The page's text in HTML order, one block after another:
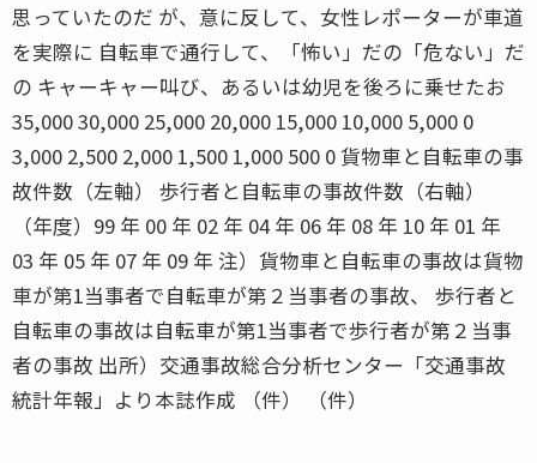
思っていたのだ が、意に反して、女性レポーターが車道
を実際に 自転車で通行して、「怖い」だの「危ない」だ
の キャーキャー叫び、あるいは幼児を後ろに乗せたお
35,000 30,000 25,000 20,000 15,000 10,000 5,000 0
3,000 2,500 2,000 1,500 1,000 500 0 貨物車と自転車の事
故件数（左軸） 歩行者と自転車の事故件数（右軸）
（年度）99 年 00 年 02 年 04 年 06 年 08 年 10 年 01 年
03 年 05 年 07 年 09 年 注）貨物車と自転車の事故は貨物
車が第1当事者で自転車が第２当事者の事故、 歩行者と
自転車の事故は自転車が第1当事者で歩行者が第２当事
者の事故 出所）交通事故総合分析センター「交通事故
統計年報」より本誌作成 （件） （件）